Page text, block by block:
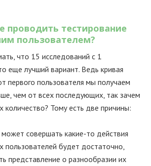
проводить тестирование
пользователем?
что 15 исследований с 1
еще лучший вариант. Ведь кривая
первого пользователя мы получаем
чем от всех последующих, так зачем
количество? Тому есть две причины:
совершать какие-то действия
пользователей будет достаточно,
представление о разнообразии их